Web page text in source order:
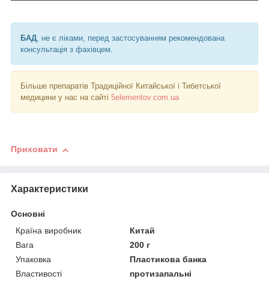
БАД, не є ліками, перед застосуванням рекомендована
консультація з фахівцем.
Більше препаратів Традиційної Китайської і Тибетської
медицини у нас на сайті 5elementov.com.ua
Приховати
Характеристики
Основні
Країна виробник
Китай
Вага
200 г
Упаковка
Пластикова банка
Властивості
протизапальні